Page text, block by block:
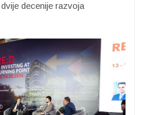
decenije razvoja